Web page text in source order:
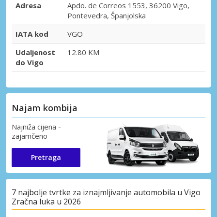
Adresa
Apdo. de Correos 1553, 36200 Vigo,
Pontevedra, Španjolska
IATA kod
VGO
Udaljenost
do Vigo
12.80 KM
Najam kombija
Najniža cijena -
zajamčeno
Pretraga
7 najbolje tvrtke za iznajmljivanje automobila u Vigo
Zračna luka u 2026